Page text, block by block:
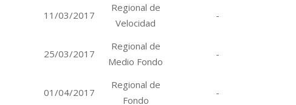
11/03/2017
Regional de
Velocidad
-
25/03/2017
Regional de
Medio Fondo
-
01/04/2017
Regional de
Fondo
-